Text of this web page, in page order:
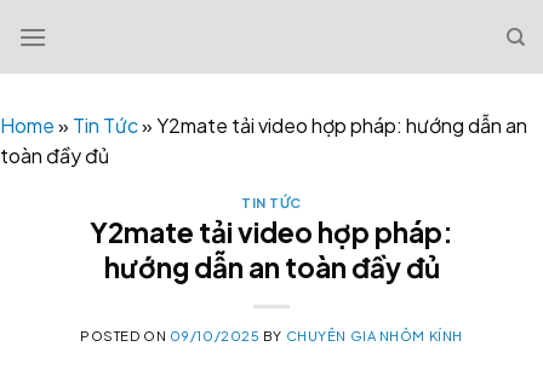
content
Home» Tin Tức»Y2mate tải video hợp pháp: hướng dẫn an
toàn đầy đủ
TIN TỨC
Y2mate tải video hợp pháp:
hướng dẫn an toàn đầy đủ
POSTED ON 09/10/2025 BY CHUYÊN GIA NHÔM KÍNH